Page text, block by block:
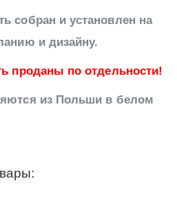
собран и установлен на
и дизайну.
проданы по отдельности!
из Польши в белом